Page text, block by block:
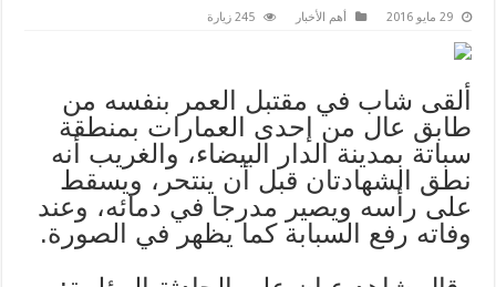
29 مايو 2016 أهم الأخبار 245 زيارة
ألقى شاب في مقتبل العمر بنفسه من
طابق عال من إحدى العمارات بمنطقة
سباتة بمدينة الدار البيضاء، والغريب أنه
نطق الشهادتان قبل أن ينتحر، ويسقط
على رأسه ويصير مدرجا في دمائه، وعند
وفاته رفع السبابة كما يظهر في الصورة.